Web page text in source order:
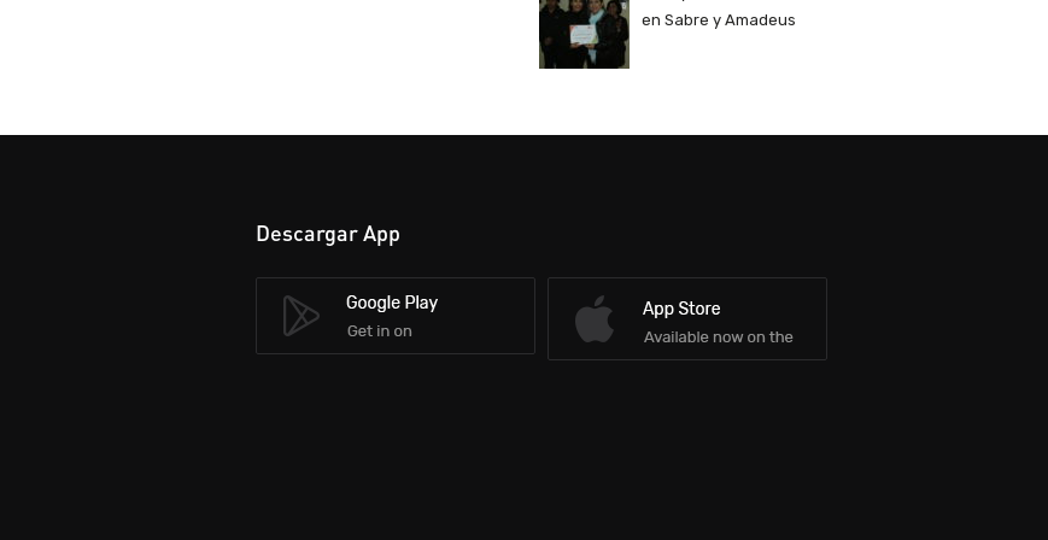
en Sabre y Amadeus
Descargar App